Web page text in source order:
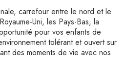
carrefour entre le nord et le
Uni, les Pays-Bas, la
pour vos enfants de
tolérant et ouvert sur
des moments de vie avec nos